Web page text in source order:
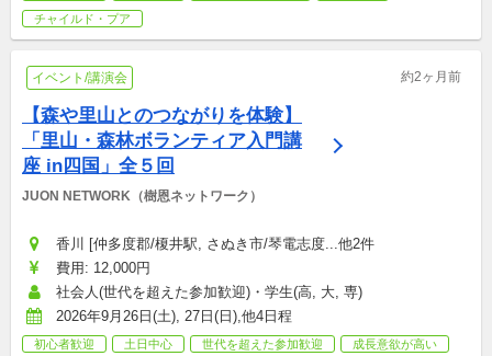
チャイルド・プア
イベント/講演会 約2ヶ月前
【森や里山とのつながりを体験】
「里山・森林ボランティア入門講
座 in四国」全５回
JUON NETWORK（樹恩ネットワーク）
香川 [仲多度郡/榎井駅, さぬき市/琴電志度...他2件
費用: 12,000円
社会人(世代を超えた参加歓迎)・学生(高, 大, 専)
2026年9月26日(土), 27日(日),他4日程
初心者歓迎 土日中心 世代を超えた参加歓迎
成長意欲が高い